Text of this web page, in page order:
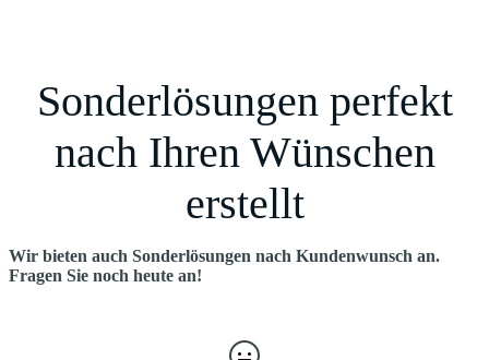
Sonderlösungen perfekt
nach Ihren Wünschen
erstellt
Wir bieten auch Sonderlösungen nach Kundenwunsch an.
Fragen Sie noch heute an!